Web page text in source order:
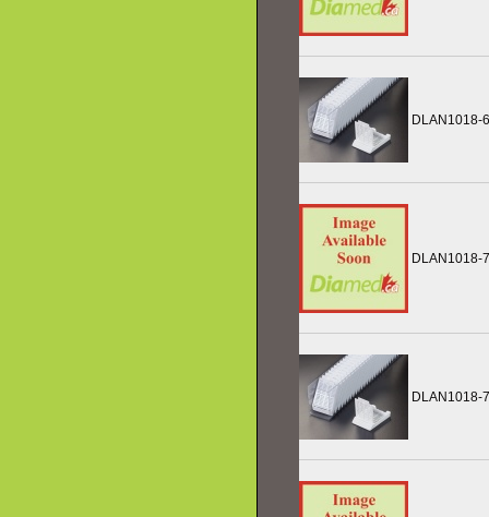
DLAN1018-
DLAN1018-7
DLAN1018-